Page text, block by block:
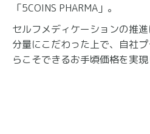
「5COINS PHARMA」。
セルフメディケーションの推
分量にこだわった上で、自社
らこそできるお手頃価格を実現